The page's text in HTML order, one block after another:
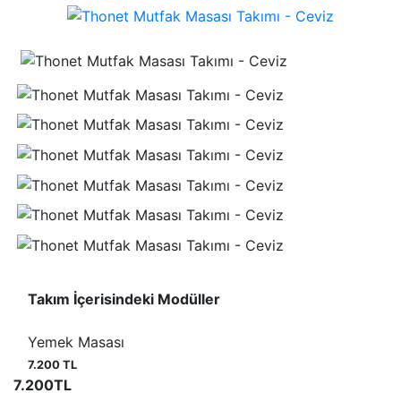
Takım İçerisindeki Modüller
Yemek Masası
7.200 TL
7.200TL